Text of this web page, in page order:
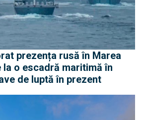
prezența rusă în Marea
la o escadră maritimă în
de luptă în prezent